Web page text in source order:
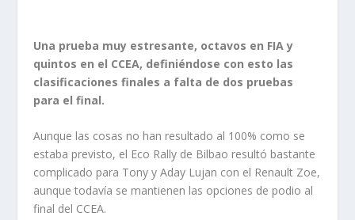
Una prueba muy estresante, octavos en FIA y
quintos en el CCEA, definiéndose con esto las
clasificaciones finales a falta de dos pruebas
para el final.
Aunque las cosas no han resultado al 100% como se
estaba previsto, el Eco Rally de Bilbao resultó bastante
complicado para Tony y Aday Lujan con el Renault Zoe,
aunque todavía se mantienen las opciones de podio al
final del CCEA.